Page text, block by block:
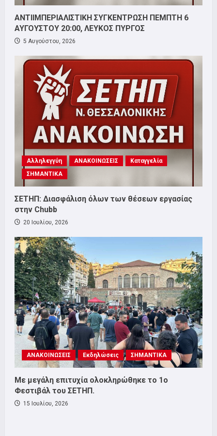
ΑΝΤΙΙΜΠΕΡΙΑΛΙΣΤΙΚΗ ΣΥΓΚΕΝΤΡΩΣΗ ΠΕΜΠΤΗ 6
ΑΥΓΟΥΣΤΟΥ 20:00, ΛΕΥΚΟΣ ΠΥΡΓΟΣ
5 Αυγούστου, 2026
Αλληλεγγύη ΑΝΑΚΟΙΝΩΣΕΙΣ
Καταγγελία
ΣΗΜΑΝΤΙΚΑ
ΣΕΤΗΠ: Διασφάλιση όλων των θέσεων εργασίας
στην Chubb
20 Ιουλίου, 2026
ΑΝΑΚΟΙΝΩΣΕΙΣ Εκδηλώσεις ΣΗΜΑΝΤΙΚΑ
Με μεγάλη επιτυχία ολοκληρώθηκε το 1ο
Φεστιβάλ του ΣΕΤΗΠ.
15 Ιουλίου, 2026